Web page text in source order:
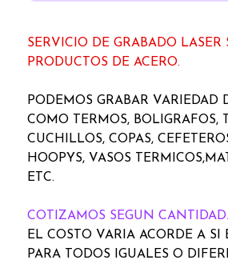
SERVICIO DE GRABADO LASER
PRODUCTOS DE ACERO.
PODEMOS GRABAR VARIEDAD
COMO TERMOS, BOLIGRAFOS,
CUCHILLOS, COPAS,
HOOPYS, VASOS
ETC.
COTIZAMOS SEGUN CANTIDAD.
EL COSTO VARIA ACORDE A SI
PARA TODOS IGUALES O